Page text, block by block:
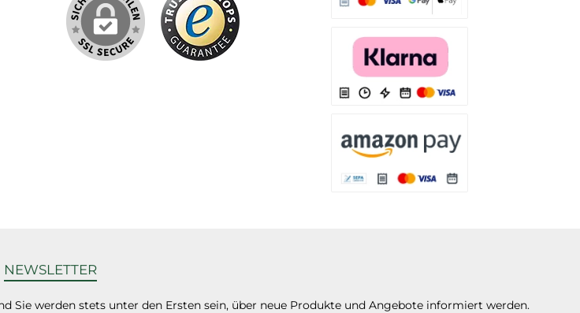
NEWSLETTER
Sie werden stets unter den Ersten sein, über neue Produkte und Angebote informiert werden.